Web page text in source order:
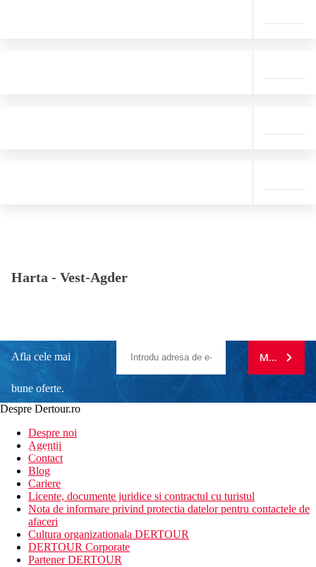
Harta - Vest-Agder
Afla cele mai
bune oferte.
newsletter!
MA
Despre Dertour.ro
Despre noi
Agentii
Contact
Blog
Cariere
Licente, documente juridice si contractul cu turistul
Nota de informare privind protectia datelor pentru contactele de
afaceri
Cultura organizationala DERTOUR
DERTOUR Corporate
Partener DERTOUR